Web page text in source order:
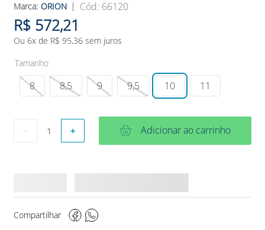
ORION : 66120
R$ 572,21
Ou 6x de R$ 95,36 sem juros
Tamanho
8 8,5 9 9,5 10 11
＋ Adicionar ao carrinho
Compartilhar